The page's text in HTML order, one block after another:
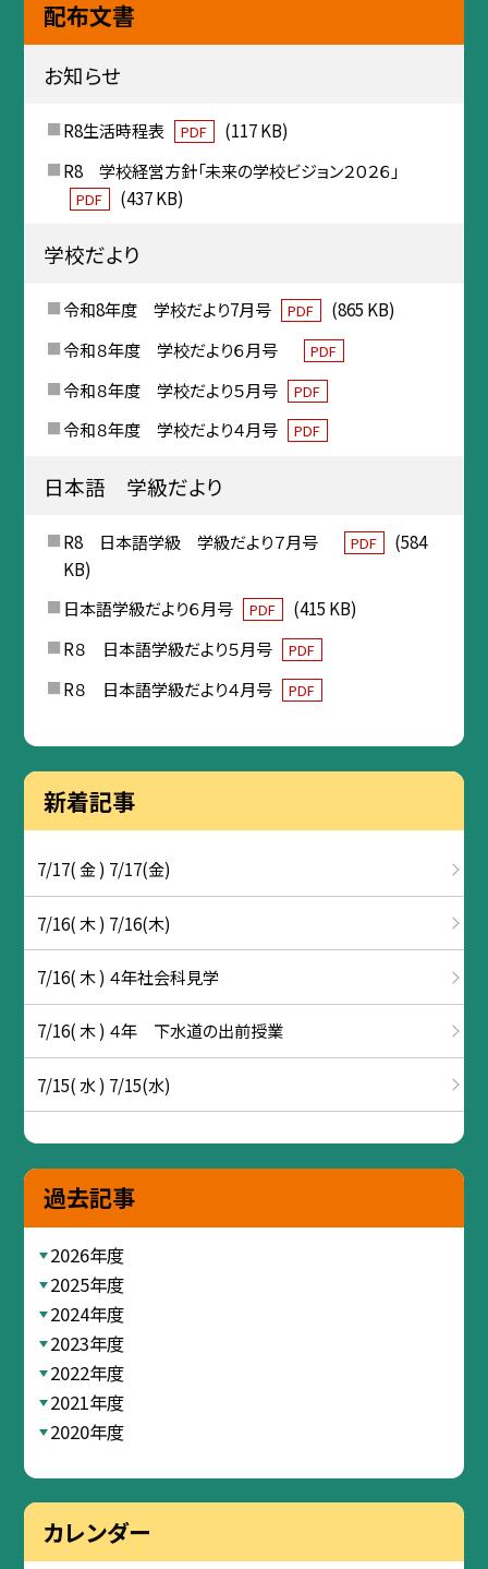
配布文書
お知らせ
R8生活時程表 PDF
(117 KB)
R8 学校経営方針「未来の学校ビジョン２０２６」
PDF (437 KB)
学校だより
令和8年度 学校だより7月号 PDF
(865 KB)
令和８年度 学校だより６月号
PDF
令和８年度 学校だより５月号 PDF
令和８年度 学校だより４月号 PDF
日本語 学級だより
R8 日本語学級 学級だより７月号 PDF
(584
KB)
日本語学級だより６月号
PDF
(415 KB)
R８ 日本語学級だより５月号
PDF
R８ 日本語学級だより４月号 PDF
新着記事
7/17( 金 ) 7/17(金)
7/16( 木 ) 7/16(木)
7/16( 木 ) ４年社会科見学
7/16( 木 ) ４年 下水道の出前授業
7/15( 水 ) 7/15(水)
過去記事
2026年度
2025年度
2024年度
2023年度
2022年度
2021年度
2020年度
カレンダー